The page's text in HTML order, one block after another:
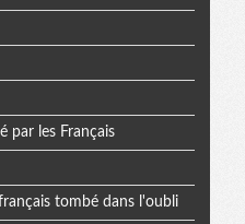
par les Français
tombé dans l'oubli